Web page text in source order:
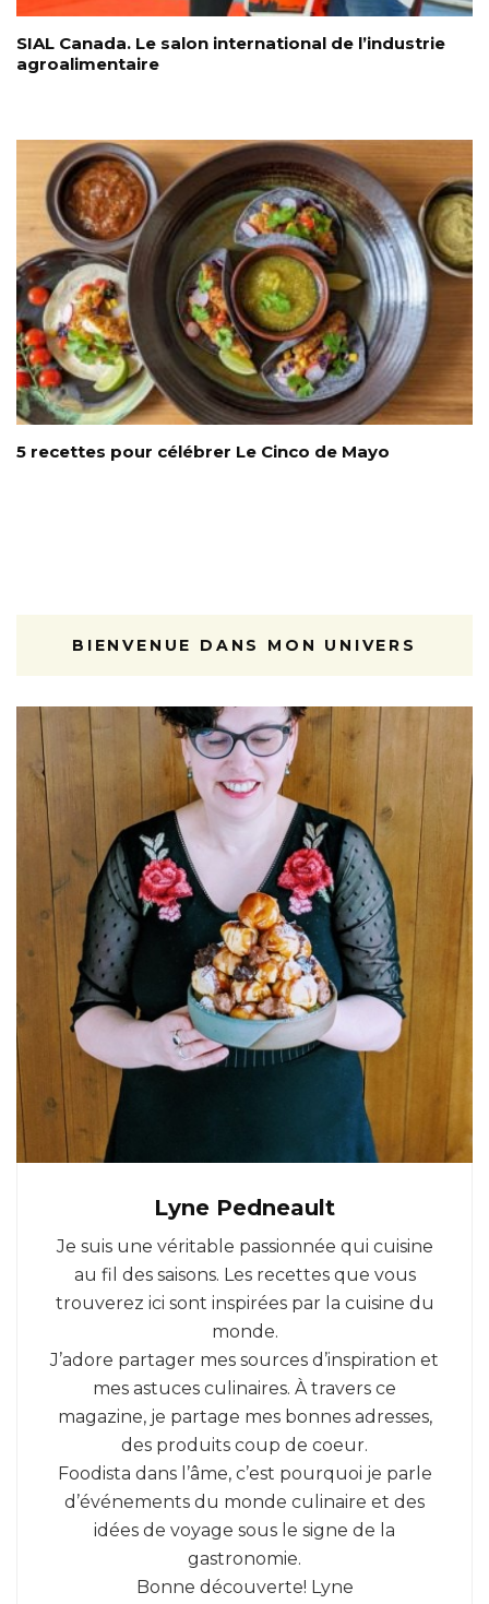
SIAL Canada. Le salon international de l’industrie
agroalimentaire
5 recettes pour célébrer Le Cinco de Mayo
BIENVENUE DANS MON UNIVERS
Lyne Pedneault
Je suis une véritable passionnée qui cuisine
au fil des saisons. Les recettes que vous
trouverez ici sont inspirées par la cuisine du
monde.
J’adore partager mes sources d’inspiration et
mes astuces culinaires. À travers ce
magazine, je partage mes bonnes adresses,
des produits coup de coeur.
Foodista dans l’âme, c’est pourquoi je parle
d’événements du monde culinaire et des
idées de voyage sous le signe de la
gastronomie.
Bonne découverte! Lyne